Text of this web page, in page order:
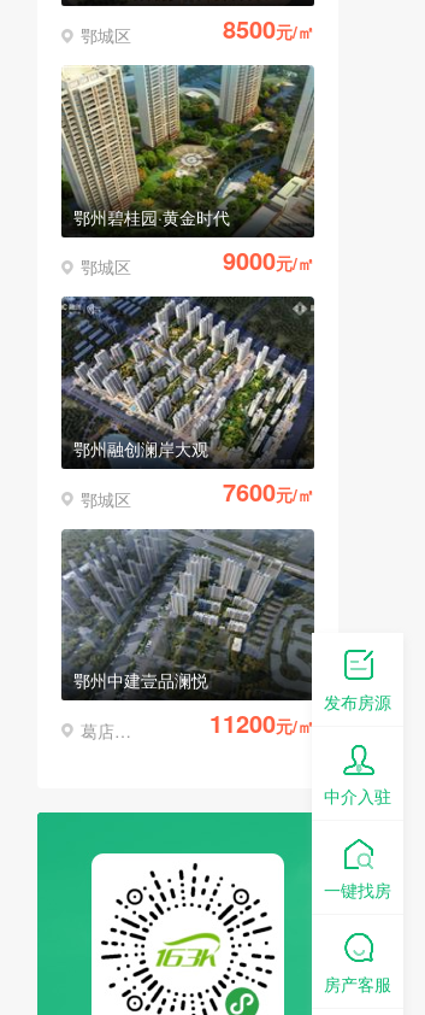
鄂城区 8500元/㎡
鄂州碧桂园·黄金时代
鄂城区 9000元/㎡
鄂州融创澜岸大观
鄂城区 7600元/㎡
鄂州中建壹品澜悦
葛店经济开发区 11200元/㎡
发布房源
中介入驻
一键找房
房产客服